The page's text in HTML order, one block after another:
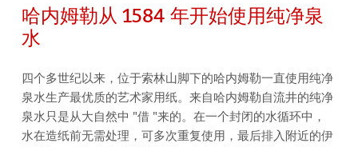
哈内姆勒从 1584 年开始使用纯净泉
水
四个多世纪以来，位于索林山脚下的哈内姆勒一直使用纯净
泉水生产最优质的艺术家用纸。来自哈内姆勒自流井的纯净
泉水只是从大自然中 "借 "来的。在一个封闭的水循环中，
水在造纸前无需处理，可多次重复使用，最后排入附近的伊